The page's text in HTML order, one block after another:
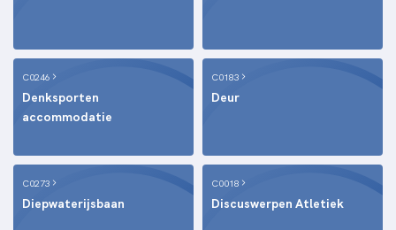
C0246
Denksporten
accommodatie
C0183
Deur
C0273
Diepwaterijsbaan
C0018
Discuswerpen Atletiek